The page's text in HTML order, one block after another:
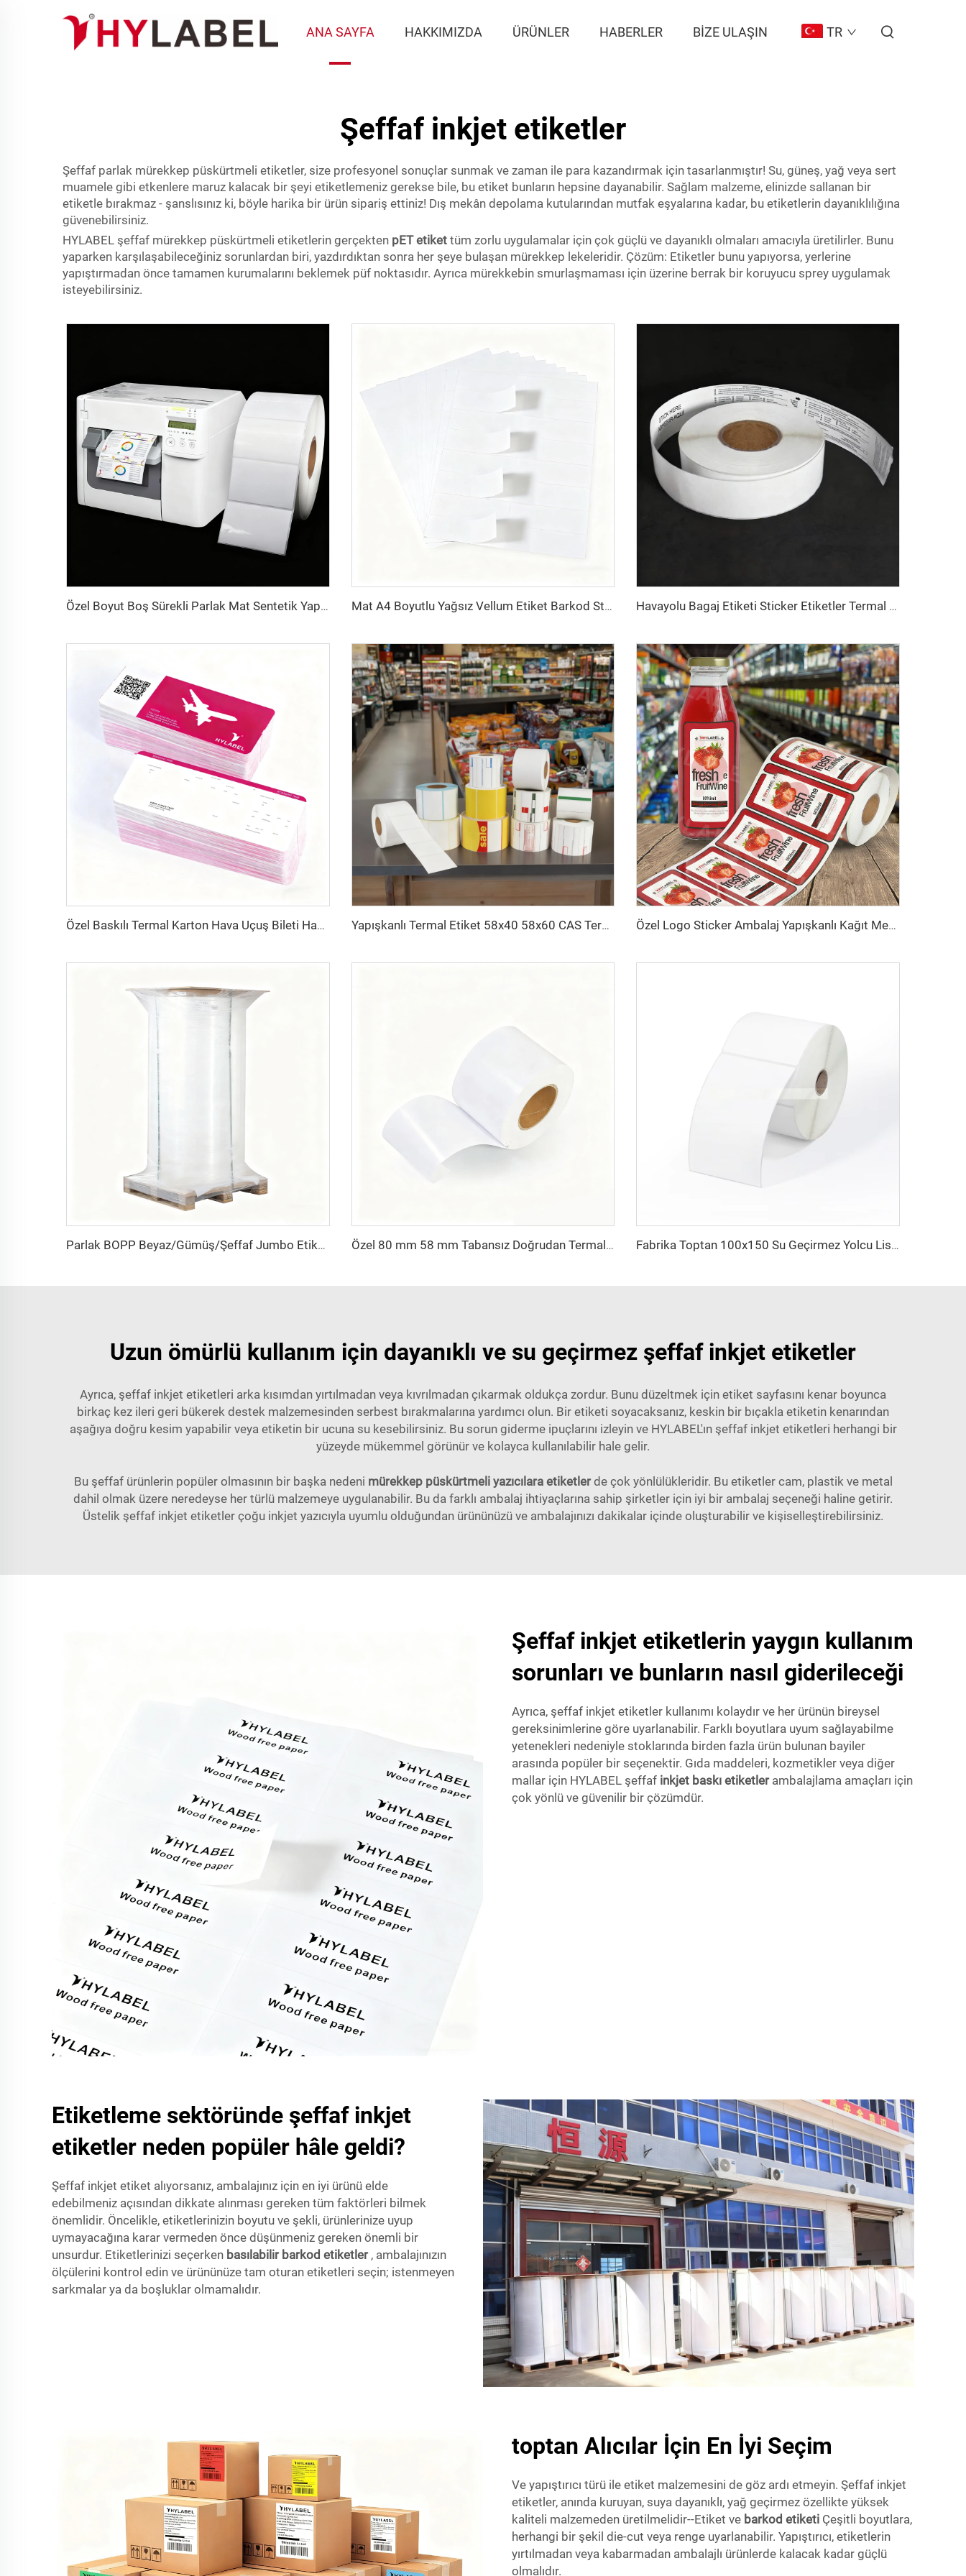
ANA SAYFA HAKKIMIZDA ÜRÜNLER HABERLER BIZE ULAŞIN TR
Şeffaf inkjet etiketler
Şeffaf parlak mürekkep püskürtmeli etiketler, size profesyonel sonuçlar sunmak ve zaman ile para kazandırmak için tasarlanmıştır! Su, güneş, yağ veya sert
muamele gibi etkenlere maruz kalacak bir şeyi etiketlemeniz gerekse bile, bu etiket bunların hepsine dayanabilir. Sağlam malzeme, elinizde sallanan bir
etiketle bırakmaz - şanslısınız ki, böyle harika bir ürün sipariş ettiniz! Dış mekân depolama kutularından mutfak eşyalarına kadar, bu etiketlerin dayanıklılığına
güvenebilirsiniz.
HYLABEL şeffaf mürekkep püskürtmeli etiketlerin gerçekten pET etiket tüm zorlu uygulamalar için çok güçlü ve dayanıklı olmaları amacıyla üretilirler. Bunu
yaparken karşılaşabileceğiniz sorunlardan biri, yazdırdıktan sonra her şeye bulaşan mürekkep lekeleridir. Çözüm: Etiketler bunu yapıyorsa, yerlerine
yapıştırmadan önce tamamen kurumalarını beklemek püf noktasıdır. Ayrıca mürekkebin smurlaşmaması için üzerine berrak bir koruyucu sprey uygulamak
isteyebilirsiniz.
Özel Boyut Boş Sürekli Parlak Mat Sentetik Yapışkanlı Mürekkep Püskürtmeli Etiket Rulosu 102 mm 216 mm Mürekkep Püskürtmeli Sticker Mat A4 Boyutlu Yağsız Vellum Etiket Barkod Sticker Etiket 8.5x11inç A4 Etiket Sayfası Lazer Yazıcı ve Mürekkep Püskürtmeli Yazıcı İçin Havayolu Bagaj Etiketi Sticker Etiketler Termal Sentetik Kağıt Doğrudan Termal BOPP Film Bagaj Etiketi Bagaj Etiketleri İçin
Özel Baskılı Termal Karton Hava Uçuş Bileti Havayolu Bileti Bindirme Girişi Kağıt Uçuş Biletleri Yapışkanlı Termal Etiket 58x40 58x60 CAS Terazi Etiketi Süpermarket Barkod Sticker Doğrudan Termal Etiket 58x40 Özel Logo Sticker Ambalaj Yapışkanlı Kağıt Meyve Suyu Şişesi Etiketi Meyve Suyu Etiketi Ambalaj Sticker Gıda İçecek Şişe Etiketi
Parlak BOPP Beyaz/Gümüş/Şeffaf Jumbo Etiket Malzemesi Polipropilen PP Etiket Stoku Kendinden Yapışkanlı Etiket Jumbo Bopp Etiket Sticker Özel 80 mm 58 mm Tabansız Doğrudan Termal Yapışkanlı Etiket Silikonlu Glassine Çizgisiz Sürekli Rulo Termal Tabansız Etiket Fabrika Toptan 100x150 Su Geçirmez Yolcu Listesi Barkod Çıkartma Rulosu 4x6 Katlanır Termal Kargo Etiketleri
Uzun ömürlü kullanım için dayanıklı ve su geçirmez şeffaf inkjet etiketler
Ayrıca, şeffaf inkjet etiketleri arka kısımdan yırtılmadan veya kıvrılmadan çıkarmak oldukça zordur. Bunu düzeltmek için etiket sayfasını kenar boyunca
birkaç kez ileri geri bükerek destek malzemesinden serbest bırakmalarına yardımcı olun. Bir etiketi soyacaksanız, keskin bir bıçakla etiketin kenarından
aşağıya doğru kesim yapabilir veya etiketin bir ucuna su kesebilirsiniz. Bu sorun giderme ipuçlarını izleyin ve HYLABEL'ın şeffaf inkjet etiketleri herhangi bir
yüzeyde mükemmel görünür ve kolayca kullanılabilir hale gelir.
Bu şeffaf ürünlerin popüler olmasının bir başka nedeni mürekkep püskürtmeli yazıcılara etiketlerde çok yönlülükleridir. Bu etiketler cam, plastik ve metal
dahil olmak üzere neredeyse her türlü malzemeye uygulanabilir. Bu da farklı ambalaj ihtiyaçlarına sahip şirketler için iyi bir ambalaj seçeneği haline getirir.
Üstelik şeffaf inkjet etiketler çoğu inkjet yazıcıyla uyumlu olduğundan ürününüzü ve ambalajınızı dakikalar içinde oluşturabilir ve kişiselleştirebilirsiniz.
Şeffaf inkjet etiketlerin yaygın kullanım
sorunları ve bunların nasıl giderileceği
Ayrıca, şeffaf inkjet etiketler kullanımı kolaydır ve her ürünün bireysel
gereksinimlerine göre uyarlanabilir. Farklı boyutlara uyum sağlayabilme
yetenekleri nedeniyle stoklarında birden fazla ürün bulunan bayiler
arasında popüler bir seçenektir. Gıda maddeleri, kozmetikler veya diğer
mallar için HYLABEL şeffaf inkjet baskı etiketler ambalajlama amaçları için
çok yönlü ve güvenilir bir çözümdür.
Etiketleme sektöründe şeffaf inkjet
etiketler neden popüler hâle geldi?
Şeffaf inkjet etiket alıyorsanız, ambalajınız için en iyi ürünü elde
edebilmeniz açısından dikkate alınması gereken tüm faktörleri bilmek
önemlidir. Öncelikle, etiketlerinizin boyutu ve şekli, ürünlerinize uyup
uymayacağına karar vermeden önce düşünmeniz gereken önemli bir
unsurdur. Etiketlerinizi seçerken basılabilir barkod etiketler , ambalajınızın
ölçülerini kontrol edin ve ürününüze tam oturan etiketleri seçin; istenmeyen
sarkmalar ya da boşluklar olmamalıdır.
toptan Alıcılar İçin En İyi Seçim
Ve yapıştırıcı türü ile etiket malzemesini de göz ardı etmeyin. Şeffaf inkjet
etiketler, anında kuruyan, suya dayanıklı, yağ geçirmez özellikte yüksek
kaliteli malzemeden üretilmelidir--Etiket ve barkod etiketi Çeşitli boyutlara,
herhangi bir şekil die-cut veya renge uyarlanabilir. Yapıştırıcı, etiketlerin
yırtılmadan veya kabarmadan ambalajlı ürünlerde kalacak kadar güçlü
olmalıdır.